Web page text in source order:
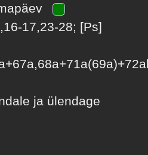
17,23-28; [Ps]
ja ülendage